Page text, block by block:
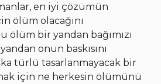
en iyi çözümün
ölüm olacağını
ölüm bir yandan bağımızı
onun baskısını
türlü tasarlanmayacak bir
için ne herkesin ölümünü